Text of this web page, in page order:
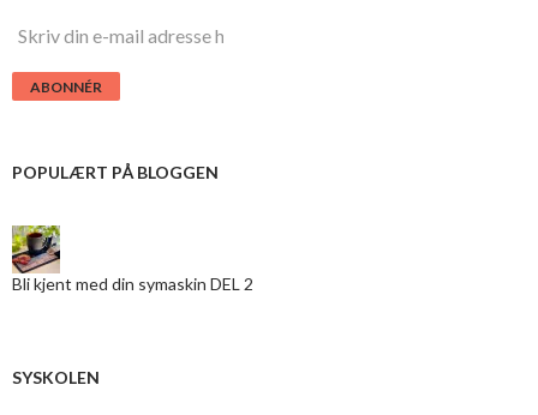
S
r
i
n
-
m
a
i
r
POPULÆRT PÅ BLOGGEN
Bli kjent med din symaskin DEL 2
SYSKOLEN